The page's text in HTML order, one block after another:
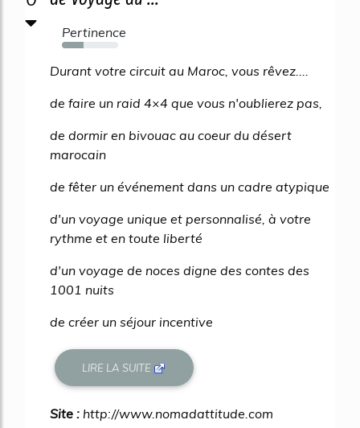
Pertinence
38%
Durant votre circuit au Maroc, vous rêvez....
de faire un raid 4×4 que vous n'oublierez pas,
de dormir en bivouac au coeur du désert
marocain
de fêter un événement dans un cadre atypique
d'un voyage unique et personnalisé, à votre
rythme et en toute liberté
d'un voyage de noces digne des contes des
1001 nuits
de créer un séjour incentive
LIRE LA SUITE
Site : http://www.nomadattitude.com